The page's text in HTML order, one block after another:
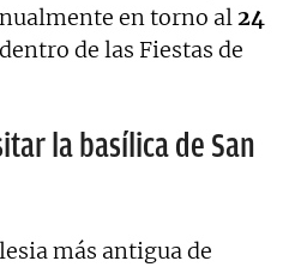
en torno al24
de las Fiestas de
la basílica de San
más antigua de